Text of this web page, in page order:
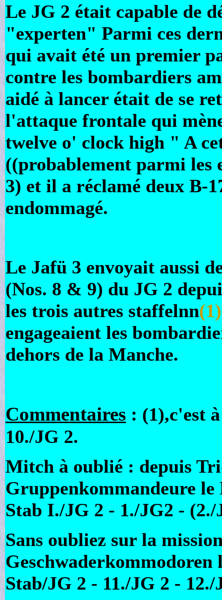
Le JG 2 était capable de
"experten" Parmi ces
qui avait été un premier
contre les bombardiers
aidé à lancer était de se
l'attaque frontale qui
twelve o' clock high " A
((probablement parmi les
3) et il a réclamé deux B-
endommagé.
Le Jafü 3 envoyait aussi
(Nos. 8 & 9) du JG 2
les trois autres staffelnn(1)
engageaient les
dehors de la Manche.
Commentaires : (1),c'est
10./JG 2.
Mitch à oublié : depuis
Gruppenkommandeure
Stab I./JG 2 - 1./JG2 - (2./
Sans oubliez sur la
Stab/JG 2 - 11./JG 2 - 12./